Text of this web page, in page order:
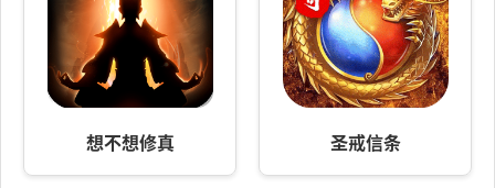
想不想修真 圣戒信条